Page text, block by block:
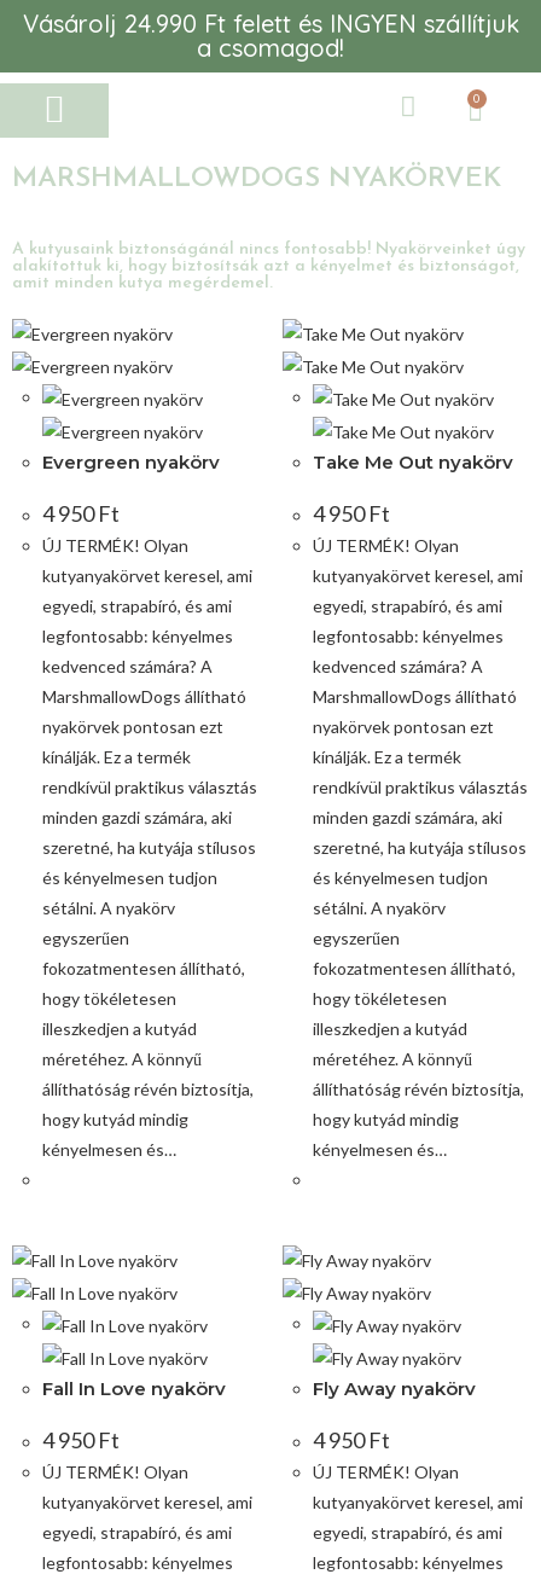
Vásárolj 24.990 Ft felett és INGYEN szállítjuk
a csomagod!
0
MARSHMALLOWDOGS NYAKÖRVEK
A kutyusaink biztonságánál nincs fontosabb! Nyakörveinket úgy
alakítottuk ki, hogy biztosítsák azt a kényelmet és biztonságot,
amit minden kutya megérdemel.
Evergreen nyakörv
4 950Ft
ÚJ TERMÉK! Olyan
kutyanyakörvet keresel, ami
egyedi, strapabíró, és ami
legfontosabb: kényelmes
kedvenced számára? A
MarshmallowDogs állítható
nyakörvek pontosan ezt
kínálják. Ez a termék
rendkívül praktikus választás
minden gazdi számára, aki
szeretné, ha kutyája stílusos
és kényelmesen tudjon
sétálni. A nyakörv
egyszerűen
fokozatmentesen állítható,
hogy tökéletesen
illeszkedjen a kutyád
méretéhez. A könnyű
állíthatóság révén biztosítja,
hogy kutyád mindig
kényelmesen és…
Take Me Out nyakörv
4 950Ft
ÚJ TERMÉK! Olyan
kutyanyakörvet keresel, ami
egyedi, strapabíró, és ami
legfontosabb: kényelmes
kedvenced számára? A
MarshmallowDogs állítható
nyakörvek pontosan ezt
kínálják. Ez a termék
rendkívül praktikus választás
minden gazdi számára, aki
szeretné, ha kutyája stílusos
és kényelmesen tudjon
sétálni. A nyakörv
egyszerűen
fokozatmentesen állítható,
hogy tökéletesen
illeszkedjen a kutyád
méretéhez. A könnyű
állíthatóság révén biztosítja,
hogy kutyád mindig
kényelmesen és…
Fall In Love nyakörv
4 950Ft
ÚJ TERMÉK! Olyan
kutyanyakörvet keresel, ami
egyedi, strapabíró, és ami
legfontosabb: kényelmes
Fly Away nyakörv
4 950Ft
ÚJ TERMÉK! Olyan
kutyanyakörvet keresel, ami
egyedi, strapabíró, és ami
legfontosabb: kényelmes